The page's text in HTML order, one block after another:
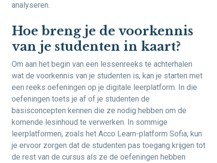
analyseren.
Hoe breng je de voorkennis
van je studenten in kaart?
Om aan het begin van een lessenreeks te achterhalen
wat de voorkennis van je studenten is, kan je starten met
een reeks oefeningen op je digitale leerplatform. In die
oefeningen toets je af of je studenten de
basisconcepten kennen die ze nodig hebben om de
komende lesinhoud te verwerken. In sommige
leerplatformen, zoals het Acco Learn-platform Sofia, kun
je ervoor zorgen dat de studenten pas toegang krijgen tot
de rest van de cursus als ze de oefeningen hebben